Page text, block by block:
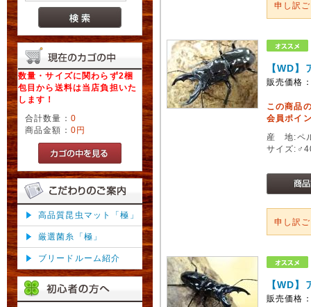
数量・サイズに関わらず2梱
包目から送料は当店負担いた
します！
合計数量： 0
商品金額： 0円
高品質昆虫マット「極」
厳選菌糸「極」
ブリードルーム紹介
申し訳
【WD
販売価格
この商品
会員ポイ
産 地:ペ
サイズ
申し訳
【WD
販売価格